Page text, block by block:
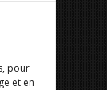
pour
et en